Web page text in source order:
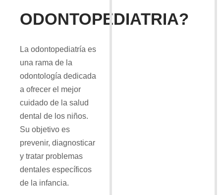
ODONTOPEDIATRIA?
La odontopediatría es
una rama de la
odontología dedicada
a ofrecer el mejor
cuidado de la salud
dental de los niños.
Su objetivo es
prevenir, diagnosticar
y tratar problemas
dentales específicos
de la infancia.